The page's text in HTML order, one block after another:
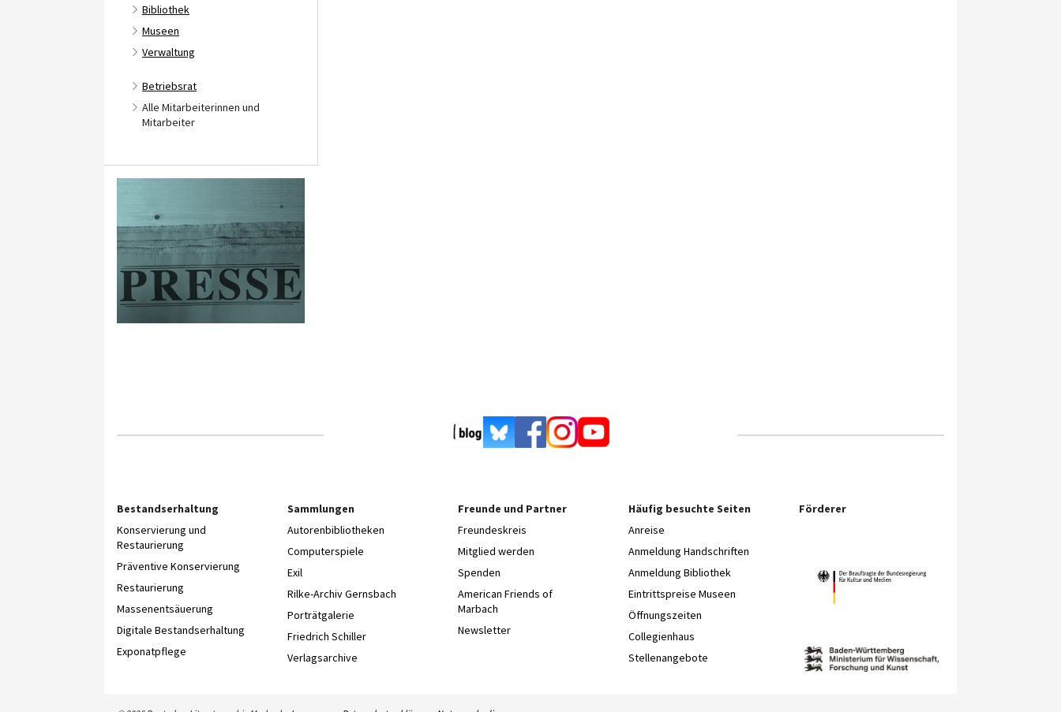
Bibliothek
Museen
Verwaltung
Betriebsrat
Alle Mitarbeiterinnen und
Mitarbeiter
Bestandserhaltung
Konservierung und
Restaurierung
Präventive Konservierung
Restaurierung
Massenentsäuerung
Digitale Bestandserhaltung
Exponatpflege
Sammlungen
Autorenbibliotheken
Computerspiele
Exil
Rilke-Archiv Gernsbach
Porträtgalerie
Friedrich Schiller
Verlagsarchive
Freunde und Partner
Freundeskreis
Mitglied werden
Spenden
American Friends of
Marbach
Newsletter
Häufig besuchte Seiten
Anreise
Anmeldung Handschriften
Anmeldung Bibliothek
Eintrittspreise Museen
Öffnungszeiten
Collegienhaus
Stellenangebote
Förderer